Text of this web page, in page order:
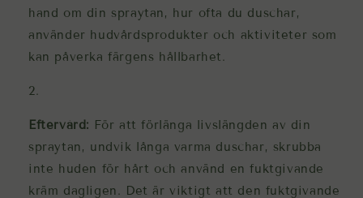
hand om din spraytan, hur ofta du duschar,
använder hudvårdsprodukter och aktiviteter som
kan påverka färgens hållbarhet.
Eftervård: För att förlänga livslängden av din
spraytan, undvik långa varma duschar, skrubba
inte huden för hårt och använd en fuktgivande
kräm dagligen. Det är viktigt att den fuktgivande